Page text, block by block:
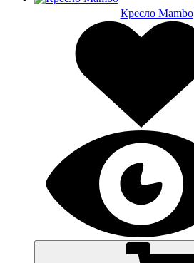
Кресло Mambo